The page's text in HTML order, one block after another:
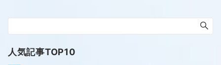
人気記事TOP10